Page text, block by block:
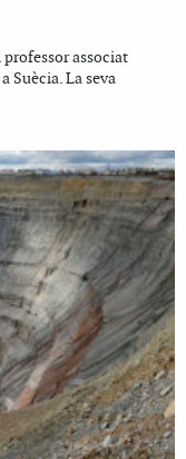
associat
Suècia. La seva